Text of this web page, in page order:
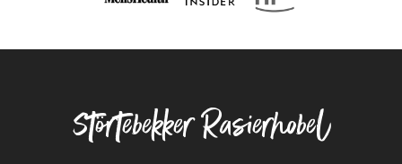
Störtebekker Rasierhobel